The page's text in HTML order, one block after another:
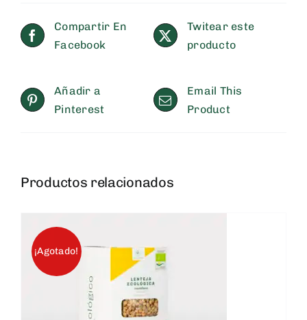
Compartir En
Facebook
Twitear este
producto
Añadir a
Pinterest
Email This
Product
Productos relacionados
¡Agotado!